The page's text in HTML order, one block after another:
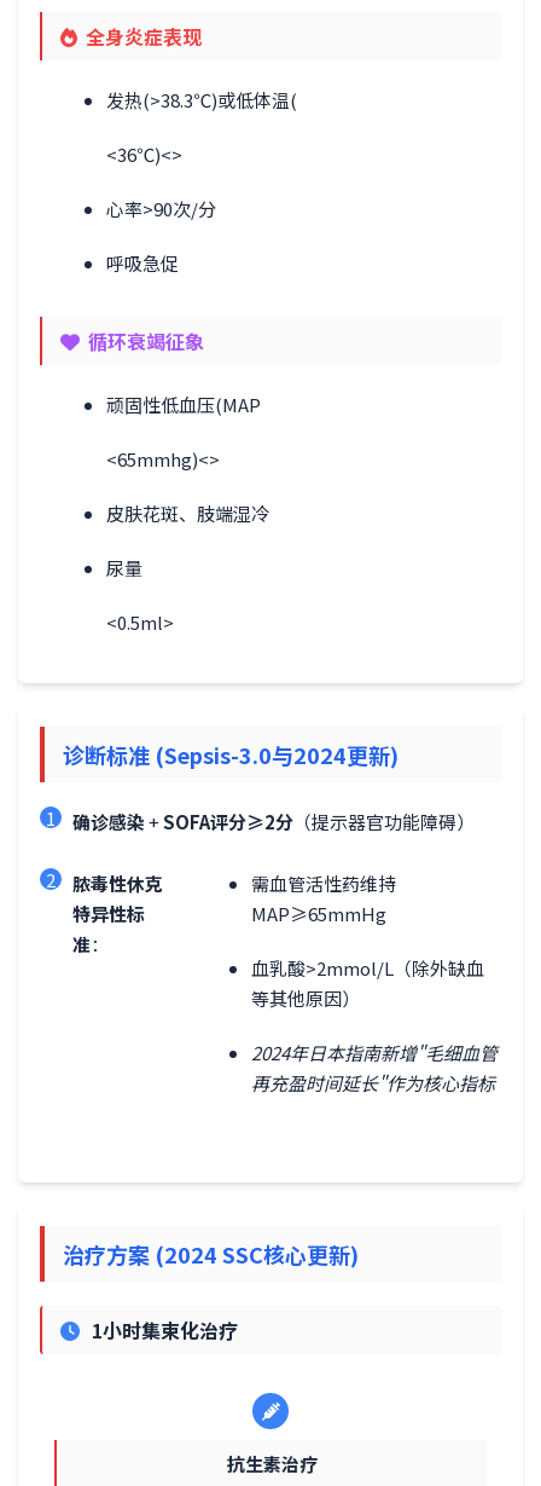
全身炎症表现
发热(>38.3℃)或低体温(
<36℃)<>
心率>90次/分
呼吸急促
循环衰竭征象
顽固性低血压(MAP
<65mmhg)<>
皮肤花斑、肢端湿冷
尿量
<0.5ml>
诊断标准 (Sepsis-3.0与2024更新)
1 确诊感染+SOFA评分≥2分 （提示器官功能障碍）
2
脓毒性休克
特异性标
准：
需血管活性药维持
MAP≥65mmHg
血乳酸>2mmol/L（除外缺血
等其他原因）
2024年日本指南新增"毛细血管
再充盈时间延长"作为核心指标
治疗方案 (2024 SSC核心更新)
1小时集束化治疗
抗生素治疗